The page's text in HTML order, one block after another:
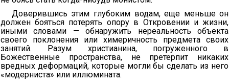
Доверившись этим глубоким водам, еще меньше он
должен бояться потерять опору в Откровении и жизни,
иными словами — обнаружить нереальность объекта
своего поклонения или химеричность предмета своих
занятий. Разум христианина, погруженного в
Божественные пространства, не претерпит никаких
вредных деформаций, которые могли бы сделать из него
«модерниста» или иллюмината.